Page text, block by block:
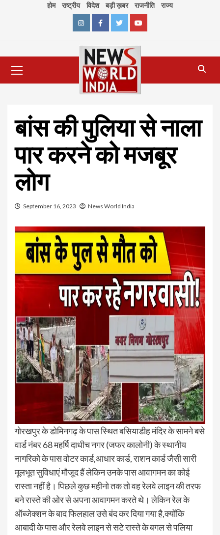
होम राष्ट्रीय विदेश बड़ी ख़बर राजनीति राज्य
InstagramFacebookTwitterYoutube
Menu
बांस की पुलिया से नाला
पार करने को मजबूर
लोग
September 16, 2023 News World India
गोरखपुर के डोमिनगढ़ के पास स्थित बसियाडीह मंदिर के सामने बसे
वार्ड नंबर 68 महर्षि दाधीच नगर (जफर कालोनी) के स्थानीय
नागरिको के पास वोटर कार्ड,आधार कार्ड, राशन कार्ड जैसी सारी
मूलभूत सुविधाएं मौजूद हैं लेकिन उनके पास आवागमन का कोई
रास्ता नहीं है। पिछले कुछ महीनो तक तो वह रेलवे लाइन की तरफ
बने रास्ते की ओर से अपना आवागमन करते थे। लेकिन रेल के
ऑब्जेक्शन के बाद फिलहाल उसे बंद कर दिया गया है,क्योंकि
आबादी के पास और रेलवे लाइन से सटे रास्ते के बगल से पलिया